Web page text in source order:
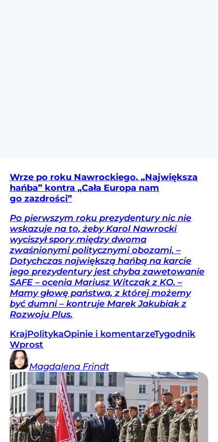
Wrze po roku Nawrockiego. „Największa
hańba” kontra „Cała Europa nam
go zazdrości”
Po pierwszym roku prezydentury nic nie
wskazuje na to, żeby Karol Nawrocki
wyciszył spory między dwoma
zwaśnionymi politycznymi obozami. –
Dotychczas największą hańbą na karcie
jego prezydentury jest chyba zawetowanie
SAFE – ocenia Mariusz Witczak z KO. –
Mamy głowę państwa, z której możemy
być dumni – kontruje Marek Jakubiak z
Rozwoju Plus.
KrajPolitykaOpinie i komentarzeTygodnik
Wprost
Magdalena Frindt